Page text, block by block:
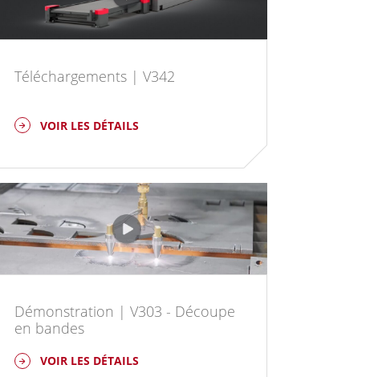
Téléchargements | V342
VOIR LES DÉTAILS
Démonstration | V303 - Découpe
en bandes
VOIR LES DÉTAILS